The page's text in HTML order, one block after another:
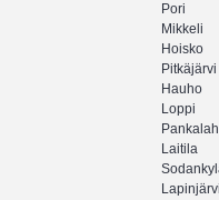
Pori
Mikkeli
Hoisko
Pitkäjärvi
Hauho
Loppi
Laitila